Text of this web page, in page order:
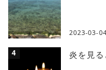
2023-03-04
炎を見